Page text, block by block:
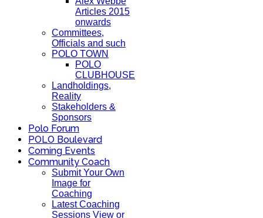
Articles 2015
onwards
Committees,
Officials and such
POLO TOWN
POLO
CLUBHOUSE
Landholdings,
Reality
Stakeholders &
Sponsors
Polo Forum
POLO Boulevard
Coming Events
Community Coach
Submit Your Own
Image for
Coaching
Latest Coaching
Sessions View or